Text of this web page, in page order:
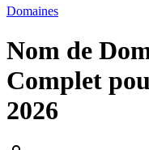
Domaines
Nom de
Complet
2026